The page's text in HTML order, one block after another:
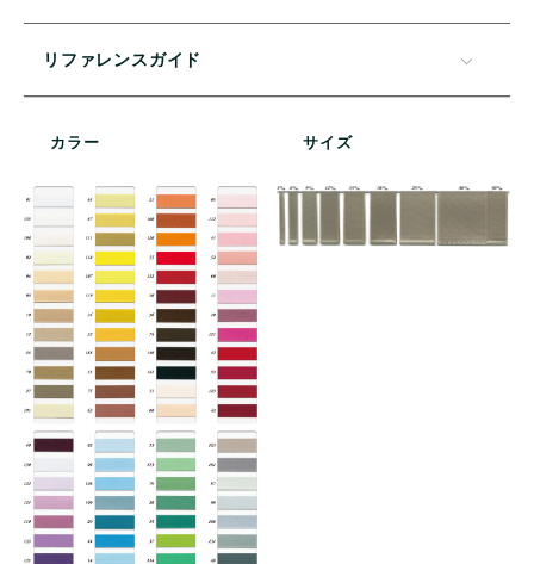
リファレンスガイド
カラー サイズ